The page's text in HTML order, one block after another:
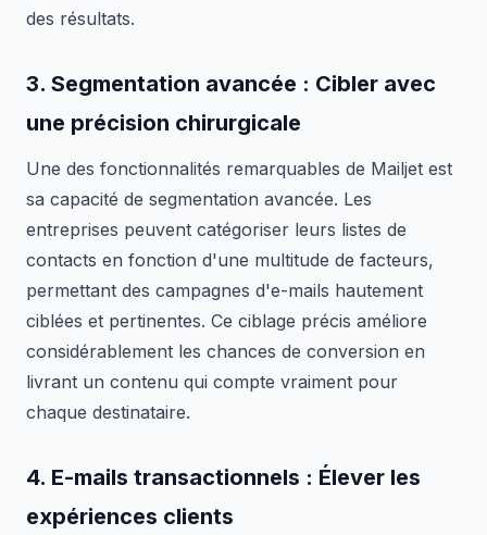
des résultats.
3. Segmentation avancée : Cibler avec
une précision chirurgicale
Une des fonctionnalités remarquables de Mailjet est
sa capacité de segmentation avancée. Les
entreprises peuvent catégoriser leurs listes de
contacts en fonction d'une multitude de facteurs,
permettant des campagnes d'e-mails hautement
ciblées et pertinentes. Ce ciblage précis améliore
considérablement les chances de conversion en
livrant un contenu qui compte vraiment pour
chaque destinataire.
4. E-mails transactionnels : Élever les
expériences clients